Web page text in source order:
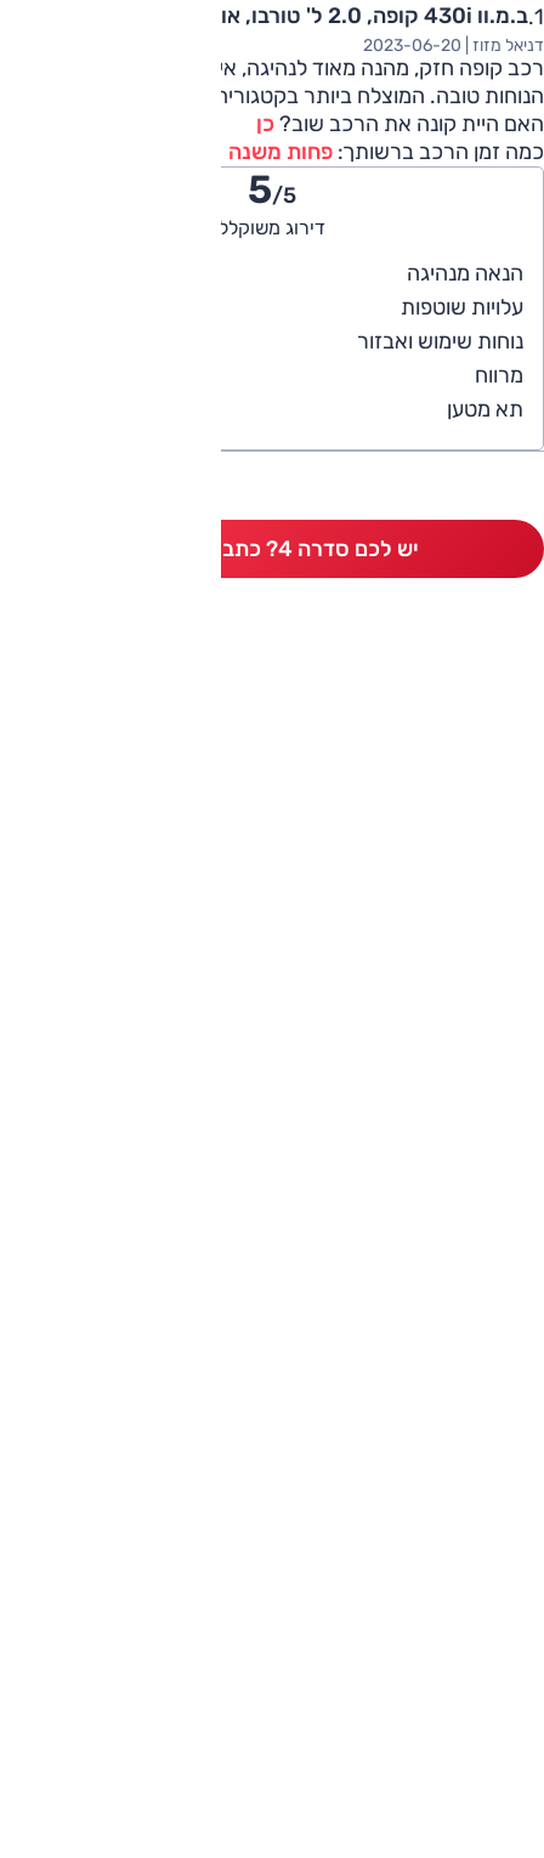
ב.מ.וו 430i קופה, 2.0 ל' טורבו, אוט', M-Sport Pro 2023
דניאל מזוז | 2023-06-20
רכב קופה חזק, מהנה מאוד לנהיגה, איכות החומרים טובה וגם
הנוחות טובה. המוצלח ביותר בקטגוריה!
האם היית קונה את הרכב שוב? כן
כמה זמן הרכב ברשותך: פחות משנה
5/5
דירוג משוקלל
הנאה מנהיגה
עלויות שוטפות
נוחות שימוש ואבזור
מרווח
תא מטען
יש לכם סדרה 4? כתבו חוות דעת